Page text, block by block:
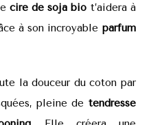
cire de soja bio t’aidera à
à son incroyable parfum
la douceur du coton par
pleine de tendresse